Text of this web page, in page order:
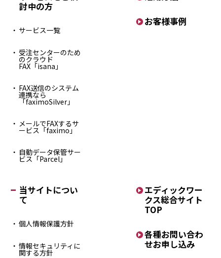
討中の方
サービス一覧
受注センターのため
のクラウド
FAX「isana」
FAX送信のシステム
連携なら
「faximoSilver」
メールでFAXするサ
ービス「faximo」
自動データ保管サー
ビス「Parcel」
お客様事例
当サイトについ
て
個人情報保護方針
情報セキュリティに
関する方針
エディックワー
クス総合サイト
TOP
各種お問い合わ
せお申し込み